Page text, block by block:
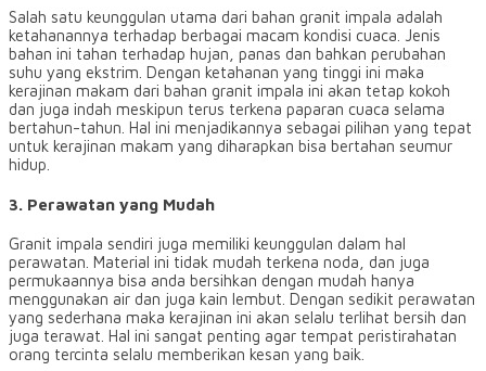
Salah satu keunggulan utama dari bahan granit impala adalah
ketahanannya terhadap berbagai macam kondisi cuaca. Jenis
bahan ini tahan terhadap hujan, panas dan bahkan perubahan
suhu yang ekstrim. Dengan ketahanan yang tinggi ini maka
kerajinan makam dari bahan granit impala ini akan tetap kokoh
dan juga indah meskipun terus terkena paparan cuaca selama
bertahun-tahun. Hal ini menjadikannya sebagai pilihan yang tepat
untuk kerajinan makam yang diharapkan bisa bertahan seumur
hidup.
3. Perawatan yang Mudah
Granit impala sendiri juga memiliki keunggulan dalam hal
perawatan. Material ini tidak mudah terkena noda, dan juga
permukaannya bisa anda bersihkan dengan mudah hanya
menggunakan air dan juga kain lembut. Dengan sedikit perawatan
yang sederhana maka kerajinan ini akan selalu terlihat bersih dan
juga terawat. Hal ini sangat penting agar tempat peristirahatan
orang tercinta selalu memberikan kesan yang baik.